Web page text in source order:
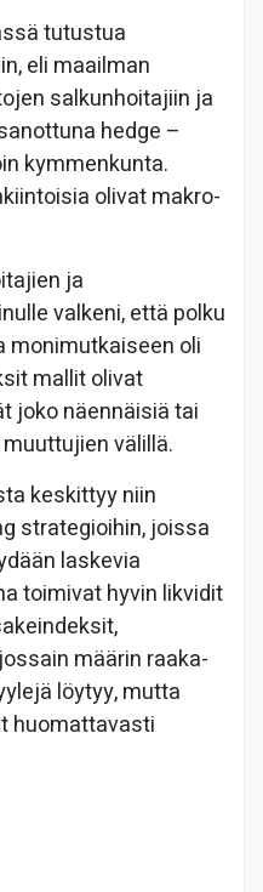
tutustua
eli maailman
salkunhoitajiin ja
hedge –
kymmenkunta.
olivat makro-
ja
valkeni, että polku
oli
mallit olivat
joko näennäisiä tai
välillä.
keskittyy niin
strategioihin, joissa
laskevia
toimivat hyvin likvidit
määrin raaka-
löytyy, mutta
huomattavasti